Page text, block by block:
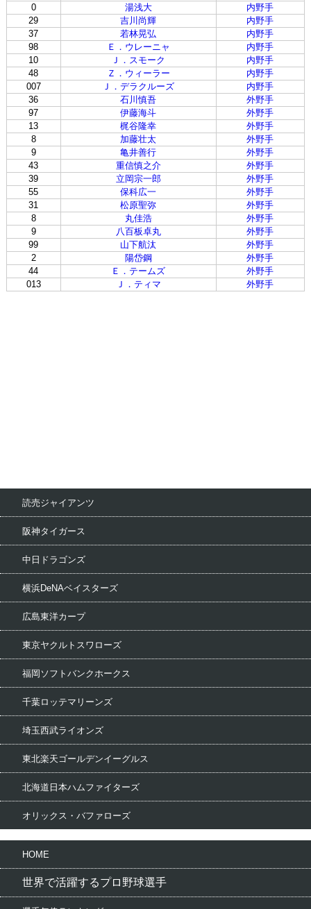
0
湯浅大
内野手
29
吉川尚輝
内野手
37
若林晃弘
内野手
98
Ｅ．ウレーニャ
内野手
10
Ｊ．スモーク
内野手
48
Ｚ．ウィーラー
内野手
007
Ｊ．デラクルーズ
内野手
36
石川慎吾
外野手
97
伊藤海斗
外野手
13
梶谷隆幸
外野手
8
加藤壮太
外野手
9
亀井善行
外野手
43
重信慎之介
外野手
39
立岡宗一郎
外野手
55
保科広一
外野手
31
松原聖弥
外野手
8
丸佳浩
外野手
9
八百板卓丸
外野手
99
山下航汰
外野手
2
陽岱鋼
外野手
44
Ｅ．テームズ
外野手
013
Ｊ．ティマ 外野手
読売ジャイアンツ
阪神タイガース
中日ドラゴンズ
横浜DeNAベイスターズ
広島東洋カープ
東京ヤクルトスワローズ
福岡ソフトバンクホークス
千葉ロッテマリーンズ
埼玉西武ライオンズ
東北楽天ゴールデンイーグルス
北海道日本ハムファイターズ
オリックス・バファローズ
HOME
世界で活躍するプロ野球選手